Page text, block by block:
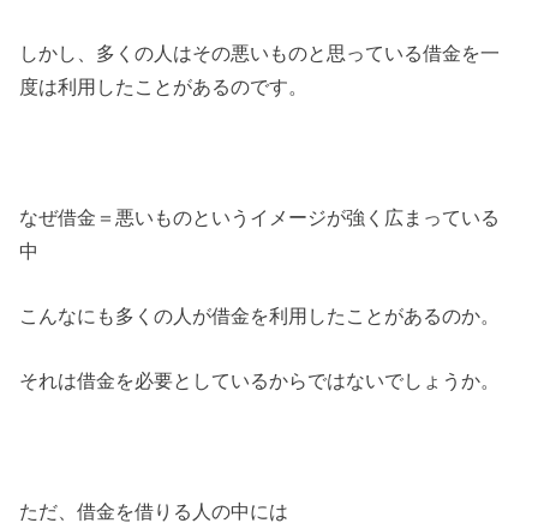
しかし、多くの人はその悪いものと思っている借金を一
度は利用したことがあるのです。
なぜ借金＝悪いものというイメージが強く広まっている
中
こんなにも多くの人が借金を利用したことがあるのか。
それは借金を必要としているからではないでしょうか。
ただ、借金を借りる人の中には